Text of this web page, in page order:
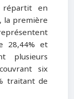
en
la première
28,44% et
plusieurs
six
traitant de